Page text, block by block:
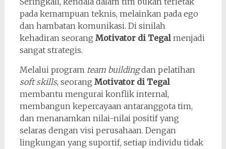
pada kemampuan teknis, melainkan pada ego
dan hambatan komunikasi. Di sinilah
kehadiran seorang Motivator di Tegalmenjadi
sangat strategis.
Melalui program team buildingdan pelatihan
soft skills, seorang Motivator di Tegal
membantu mengurai konflik internal,
membangun kepercayaan antaranggota tim,
dan menanamkan nilai-nilai positif yang
selaras dengan visi perusahaan. Dengan
lingkungan yang suportif, setiap individu tidak